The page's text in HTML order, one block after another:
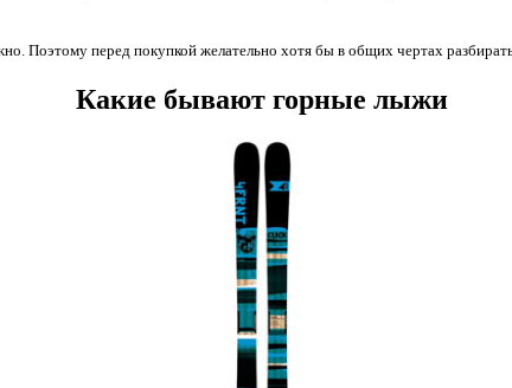
Поэтому перед покупкой желательно хотя бы в общих чертах
Какие бывают горные лыжи